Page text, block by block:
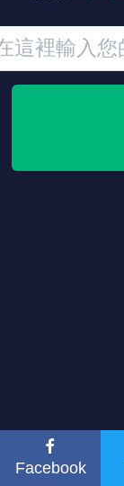

Facebook
關於